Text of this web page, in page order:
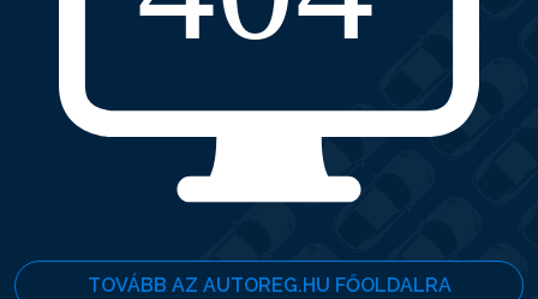
TOVÁBB AZ AUTOREG.HU FŐOLDALRA